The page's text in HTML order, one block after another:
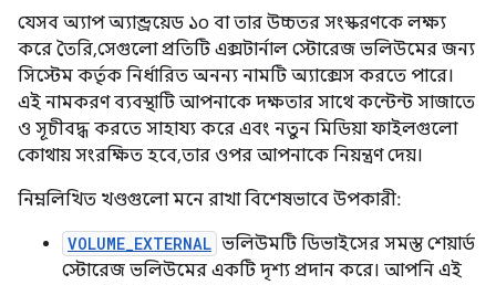
যেসব অ্যাপ অ্যান্ড্রয়েড ১০ বা তার উচ্চতর সংস্করণকে লক্ষ্য
করে তৈরি, সেগুলো প্রতিটি এক্সটার্নাল স্টোরেজ ভলিউমের জন্য
সিস্টেম কর্তৃক নির্ধারিত অনন্য নামটি অ্যাক্সেস করতে পারে।
এই নামকরণ ব্যবস্থাটি আপনাকে দক্ষতার সাথে কন্টেন্ট সাজাতে
ও সূচীবদ্ধ করতে সাহায্য করে এবং নতুন মিডিয়া ফাইলগুলো
কোথায় সংরক্ষিত হবে, তার ওপর আপনাকে নিয়ন্ত্রণ দেয়।
নিম্নলিখিত খণ্ডগুলো মনে রাখা বিশেষভাবে উপকারী:
VOLUME_EXTERNAL ভলিউমটি ডিভাইসের সমস্ত শেয়ার্ড
স্টোরেজ ভলিউমের একটি দৃশ্য প্রদান করে। আপনি এই